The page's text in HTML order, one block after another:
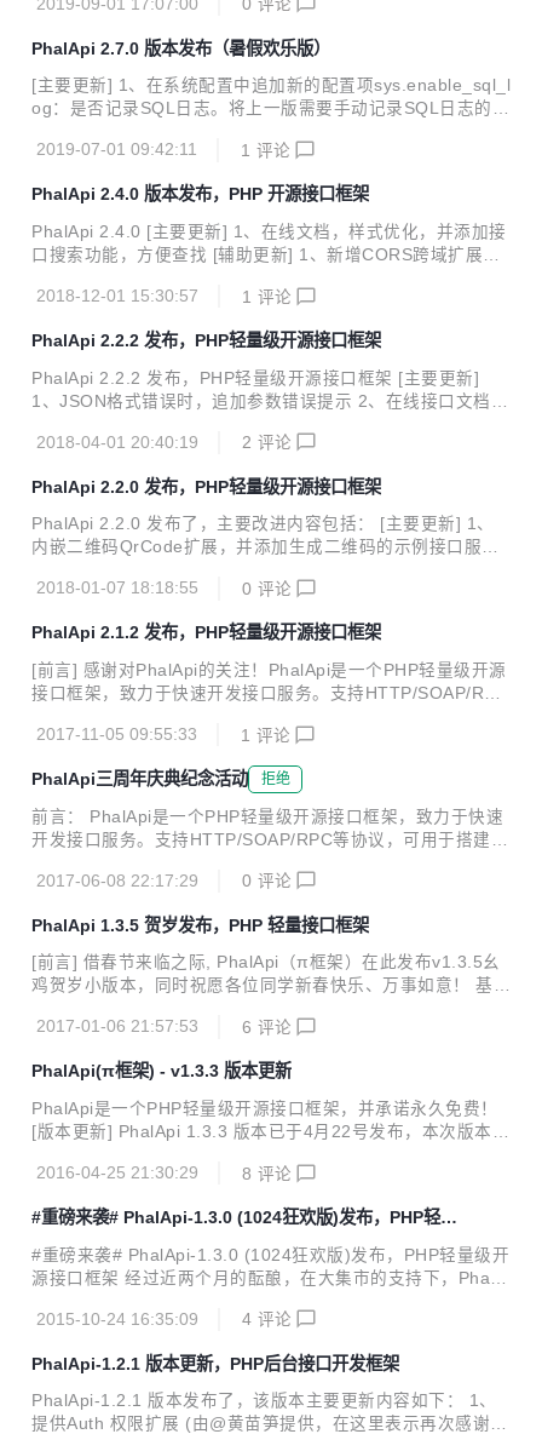
时，若写入失败将500异常提示 1、文件配置PhalApi\Config
pi\DI()->debug全局模式或初始化时指定调试模式。为调试模
式时，若配置不存在将500异常提示 [辅助更新] [BUG修复]
1、URI路由匹配模式下默认接口读取不到 2、配置多个数据库
时候, 调用get、update时会提...
2019-09-01 17:07:00 0 评论
PhalApi 2.7.0 版本发布（暑假欢乐版）
[主要更新] 1、在系统配置中追加新的配置项sys.enable_sql_l
og：是否记录SQL日志。将上一版需要手动记录SQL日志的方
据库? 2、文件缓存FileCache，追加新配置项：是否格式化缓
SE时不格式化文件名，方便查看，但开发者需要注意文件名的
有效性。 3、开放接口文档模板（即从Kernal移到PhalApi，
方便项目修改）；并在接口详情在线文档，追加支持JSON示
例的配置和展示。接口返回的示例放置在./src/app/demos目
录下，各个应...
2019-07-01 09:42:11 1 评论
PhalApi 2.4.0 版本发布，PHP 开源接口框架
PhalApi 2.4.0 [主要更新] 1、在线文档，样式优化，并添加接
口搜索功能，方便查找 [辅助更新] 1、新增CORS跨域扩展，
及示例 [BUG修复] 1、分表策略下默认缺省表名再次获取时，
返回时，对于XML格式的输出进行object转字符串的报错修正
相关链接： PhalApi在线文档：http://www.phalapi.net/wikis/
PhalApi免费下载：http://git.oschina.net/dogstar/PhalApi
2018-12-01 15:30:57 1 评论
PhalApi 2.2.2 发布，PHP轻量级开源接口框架
PhalApi 2.2.2 发布，PHP轻量级开源接口框架 [主要更新]
1、JSON格式错误时，追加参数错误提示 2、在线接口文档美
移phalapi/apkAPK文件解包处理扩展，由 @喵了个咪 提供 [B
据库查询失败时，修正空对象调用问题 3、修复 接口详情页接
口测试工具bug/新增多文件上传支持 @天未白 [如何更新] 修
改composer.json文件中PhalApi的版本号，然后执行：comp
oser update 命令即可。 "require": { ...
2018-04-01 20:40:19 2 评论
PhalApi 2.2.0 发布，PHP轻量级开源接口框架
PhalApi 2.2.0 发布了，主要改进内容包括： [主要更新] 1、
内嵌二维码QrCode扩展，并添加生成二维码的示例接口服务E
文档，渲染时支持指定视图路径 [辅助更新] 1、界面更美化的
例 2、新增生成二维码QrCode扩展，基于PHP QrCode实
现。 3、新增生成条形码barcode扩展，基于barcodegen实
现。 4、新增拼音转换pinyin扩展，基于overtrue/pinyin实
2018-01-07 18:18:55 0 评论
PhalApi 2.1.2 发布，PHP轻量级开源接口框架
[前言] 感谢对PhalApi的关注！PhalApi是一个PHP轻量级开源
接口框架，致力于快速开发接口服务。支持HTTP/SOAP/RPC
s。 为了提供更主流、面向未来、符合大家所期望的开源接口
框架，我们于2017.09发布了基于composer、命名空间的2.x
全新体验系列版本。经过约半年的研发、两个月的内测、以及
两个月的公测，2.x 现已稳定，并有大部分同学正在使用Phal
Api 2.x。因此，大家可放心使用PhalApi 2.x系列，并推荐使
新，最后...
2017-11-05 09:55:33 1 评论
PhalApi三周年庆典纪念活动 拒绝
前言： PhalApi是一个PHP轻量级开源接口框架，致力于快速
开发接口服务。支持HTTP/SOAP/RPC等协议，可用于搭建接
受广大开发人员的喜欢，Star人数达860+人，PHP类排名第
项目 Top 50 （排名第4）、 2016 年度码云热门项目排行榜 T
OP 50（第23名）。从2015年开源至今，平均每天3位新用
户，使用的开发人员遍布全国各地，为广大项目开发提供了有
有欢乐也有泪水! ...
2017-06-08 22:17:29 0 评论
PhalApi 1.3.5 贺岁发布，PHP 轻量接口框架
[前言] 借春节来临之际, PhalApi（π框架）在此发布v1.3.5幺
鸡贺岁小版本，同时祝愿各位同学新春快乐、万事如意！ 基于
文件PhalApi即可使用新版功能。 [主要更新] 1、调试模式
题 2、错误日记追加，按现有的日记格式补充到已有的日记载
体 3、将PhalApi_Model_NotORM::getTableName($id)抽象
方法改为返回默认表名的实现，以防实现此方法而引起的报错
4、优化logs机制,对脚本程序进行优化 5、phalapi-buildapp
及phal...
2017-01-06 21:57:53 6 评论
PhalApi(π框架) - v1.3.3 版本更新
PhalApi是一个PHP轻量级开源接口框架，并承诺永久免费！
[版本更新] PhalApi 1.3.3 版本已于4月22号发布，本次版本主
有： π取自派发音（pai），容易记忆，与框架名字谐音 π是
π是圆周率，代表着我们中国的历史文化 π是一个数学符号，
而数据与计算机编程又有着不可分割的微妙联系 π也是一个可
以继续精化的数字，体现着PhalApi希望能够敢为人先，专注
eact-Native版 SDK包 3、一些...
2016-04-25 21:30:29 8 评论
#重磅来袭# PhalApi-1.3.0 (1024狂欢版)发布，PHP轻量
级开源接口框架
#重磅来袭# PhalApi-1.3.0 (1024狂欢版)发布，PHP轻量级开
源接口框架 经过近两个月的酝酿，在大集市的支持下，PhalA
也借万圣节来临之际，容小编怀着激动的心情为大家介绍本次
供基于接口查询语言的SDK包，可有效帮助项目进行客户端开
发；其中包括JAVA版、PHP版、C#版、Objective-c版、JS版
//JAVA版本SDK调用示例 PhalApiClientResponse respons
2015-10-24 16:35:09 4 评论
PhalApi-1.2.1 版本更新，PHP后台接口开发框架
PhalApi-1.2.1 版本发布了，该版本主要更新内容如下： 1、
提供Auth 权限扩展 (由@黄苗笋提供，在这里表示再次感谢，